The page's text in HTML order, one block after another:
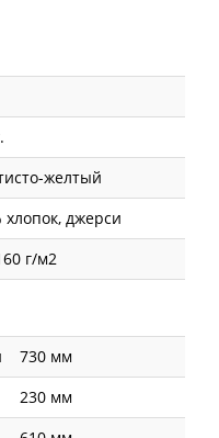
желтый
хлопок, джерси
г/м2
730 мм
230 мм